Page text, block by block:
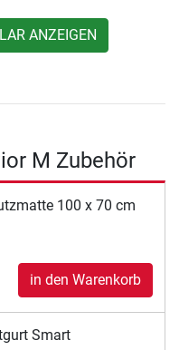
ANZEIGEN
M Zubehör
100 x 70 cm
in den Warenkorb
Smart